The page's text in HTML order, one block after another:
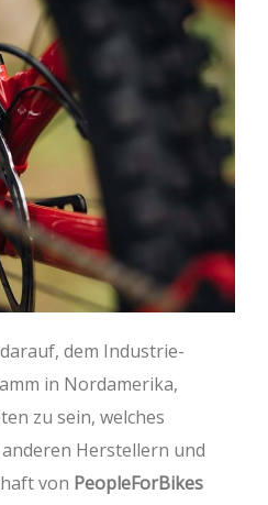
dem Industrie-
in Nordamerika,
zu sein, welches
Herstellern und
von PeopleForBikes